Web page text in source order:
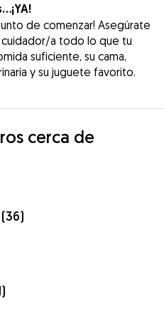
de comenzar! Asegúrate
a todo lo que tu
suficiente, su cama,
y su juguete favorito.
cerca de